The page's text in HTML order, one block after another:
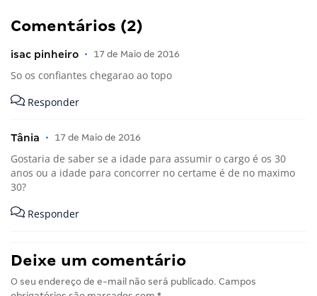
Comentários (2)
isac pinheiro • 17 de Maio de 2016
So os confiantes chegarao ao topo
Responder
Tânia • 17 de Maio de 2016
Gostaria de saber se a idade para assumir o cargo é os 30
anos ou a idade para concorrer no certame é de no maximo
30?
Responder
Deixe um comentário
O seu endereço de e-mail não será publicado. Campos